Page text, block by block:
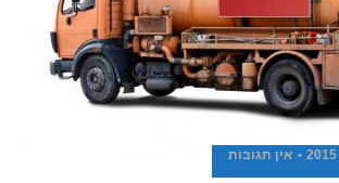
אין תגובות